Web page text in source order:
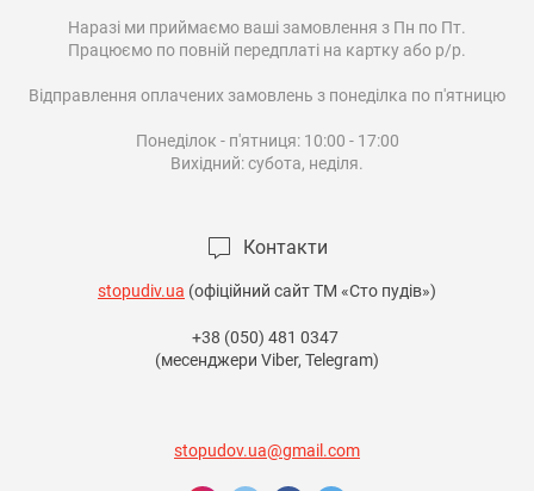
Наразі ми приймаємо ваші замовлення з Пн по Пт.
Працюємо по повній передплаті на картку або р/р.
Відправлення оплачених замовлень з понеділка по п'ятницю
Понеділок - п'ятниця: 10:00 - 17:00
Вихідний: субота, неділя.
Контакти
stopudiv.ua (офіційний сайт ТМ «Сто пудів»)
+38 (050) 481 0347
(месенджери Viber, Telegram)
stopudov.ua@gmail.com